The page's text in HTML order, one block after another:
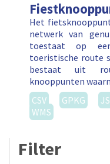
Het
netwerk van
toestaat op
toeristische route
bestaat uit
knooppunten
CSV
GPKG
WMS
Filter